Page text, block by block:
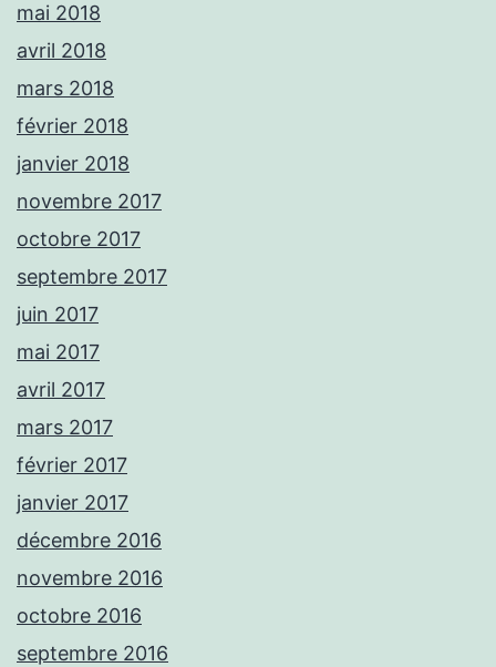
mai 2018
avril 2018
mars 2018
février 2018
janvier 2018
novembre 2017
octobre 2017
septembre 2017
juin 2017
mai 2017
avril 2017
mars 2017
février 2017
janvier 2017
décembre 2016
novembre 2016
octobre 2016
septembre 2016